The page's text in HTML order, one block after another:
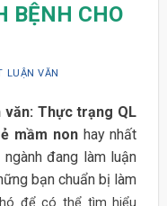
BỆNH CHO
LUẬN VĂN
văn: Thực trạng QL
mầm non hay nhất
đang làm luận
bạn chuẩn bị làm
để có thể tìm hiểu